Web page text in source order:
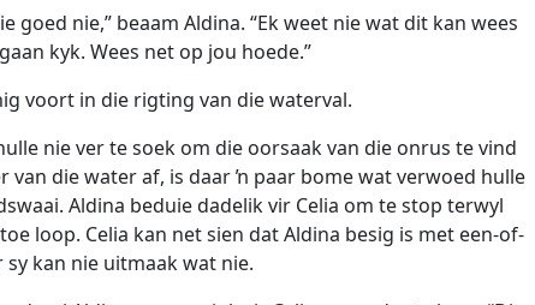
goed nie,” beaam Aldina. “Ek weet nie wat dit kan wees
kyk. Wees net op jou hoede.”
voort in die rigting van die waterval.
nie ver te soek om die oorsaak van die onrus te vind
van die water af, is daar ŉ paar bome wat verwoed hulle
Aldina beduie dadelik vir Celia om te stop terwyl
loop. Celia kan net sien dat Aldina besig is met een-of-
kan nie uitmaak wat nie.